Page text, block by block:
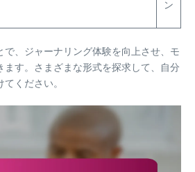
ン
で、ジャーナリング体験を向上させ、モ
ます。さまざまな形式を探求して、自分
ください。